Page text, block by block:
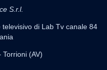
S.r.l.
di Lab Tv canale 84
(AV)